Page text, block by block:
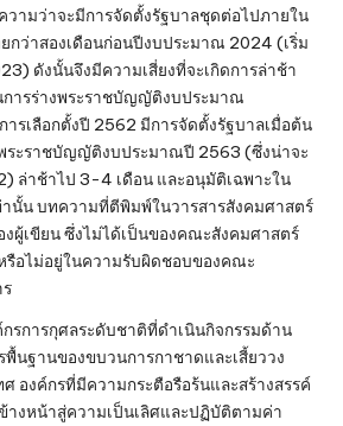
ามว่าจะมีการจัดตั้งรัฐบาลชุดต่อไปภายใน
กว่าสองเดือนก่อนปีงบประมาณ 2024 (เริ่ม
ดังนั้นจึงมีความเสี่ยงที่จะเกิดการล่าช้า
ารร่างพระราชบัญญัติงบประมาณ
รเลือกตั้งปี 2562 มีการจัดตั้งรัฐบาลเมื่อต้น
ระราชบัญญัติงบประมาณปี 2563 (ซึ่งน่าจะ
ล่าช้าไป 3-4 เดือน และอนุมัติเฉพาะใน
นั้น บทความที่ตีพิมพ์ในวารสารสังคมศาสตร์
ผู้เขียน ซึ่งไม่ได้เป็นของคณะสังคมศาสตร์
รือไม่อยู่ในความรับผิดชอบของคณะ
รการกุศลระดับชาติที่ดำเนินกิจกรรมด้าน
นฐานของขบวนการกาชาดและเสี้ยววง
ศ องค์กรที่มีความกระตือรือร้นและสร้างสรรค์
งหน้าสู่ความเป็นเลิศและปฏิบัติตามค่า